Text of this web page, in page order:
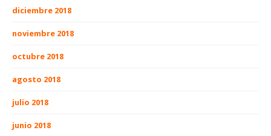
diciembre 2018
noviembre 2018
octubre 2018
agosto 2018
julio 2018
junio 2018